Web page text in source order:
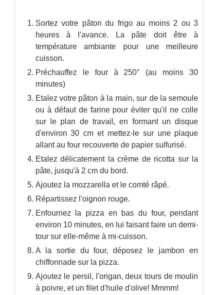
Sortez votre pâton du frigo au moins 2 ou 3
heures à l'avance. La pâte doit être à
température ambiante pour une meilleure
cuisson.
Préchauffez le four à 250° (au moins 30
minutes)
Etalez votre pâton à la main, sur de la semoule
ou à défaut de farine pour éviter qu'il ne colle
sur le plan de travail, en formant un disque
d'environ 30 cm et mettez-le sur une plaque
allant au four recouverte de papier sulfurisé.
Etalez délicatement la crème de ricotta sur la
pâte, jusqu'à 2 cm du bord.
Ajoutez la mozzarella et le comté râpé.
Répartissez l'oignon rouge.
Enfournez la pizza en bas du four, pendant
environ 10 minutes, en lui faisant faire un demi-
tour sur elle-même à mi-cuisson.
A la sortie du four, déposez le jambon en
chiffonnade sur la pizza.
Ajoutez le persil, l'origan, deux tours de moulin
à poivre, et un filet d'huile d'olive! Mmmm!